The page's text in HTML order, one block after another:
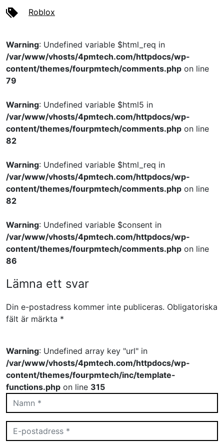
Roblox
Warning: Undefined variable $html_req in
/var/www/vhosts/4pmtech.com/httpdocs/wp-
content/themes/fourpmtech/comments.php on line
79
Warning: Undefined variable $html5 in
/var/www/vhosts/4pmtech.com/httpdocs/wp-
content/themes/fourpmtech/comments.php on line
82
Warning: Undefined variable $html_req in
/var/www/vhosts/4pmtech.com/httpdocs/wp-
content/themes/fourpmtech/comments.php on line
82
Warning: Undefined variable $consent in
/var/www/vhosts/4pmtech.com/httpdocs/wp-
content/themes/fourpmtech/comments.php on line
86
Lämna ett svar
Din e-postadress kommer inte publiceras. Obligatoriska
fält är märkta *
Warning: Undefined array key "url" in
/var/www/vhosts/4pmtech.com/httpdocs/wp-
content/themes/fourpmtech/inc/template-
functions.php on line 315